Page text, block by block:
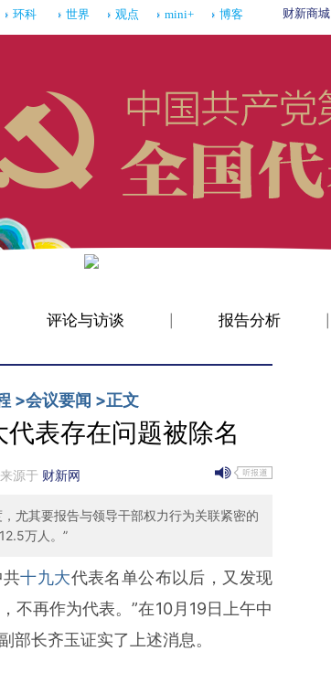
财新商城
环科 世界 观点 mini+ 博客
评论与访谈 报告分析
>会议要闻 >正文
表存在问题被除名
源于 财新网
尤其要报告与领导干部权力行为关联紧密的
万人。”
共十九大代表名单公布以后，又发现
不再作为代表。”在10月19日上午中
部长齐玉证实了上述消息。